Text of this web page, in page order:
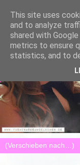
This site uses
and to analyze
shared with
metrics to ensure
statistics, and to